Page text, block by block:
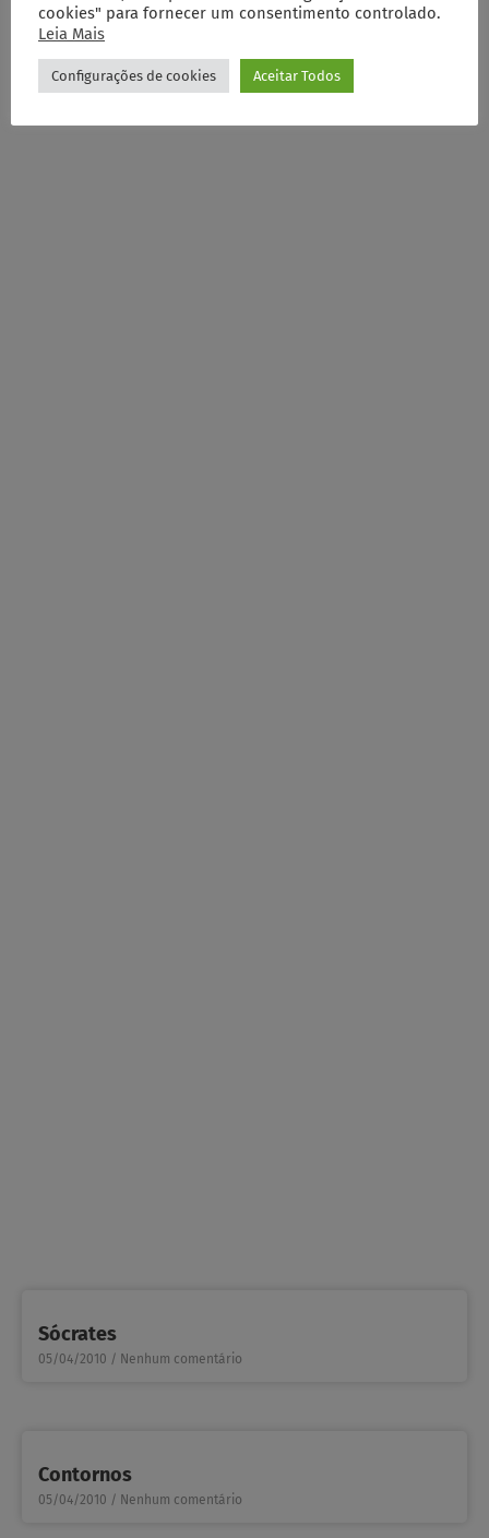
Sócrates
05/04/2010 Nenhum comentário
Contornos
05/04/2010 Nenhum comentário
cookies" para fornecer um consentimento controlado.
Leia Mais
Configurações de cookies Aceitar Todos